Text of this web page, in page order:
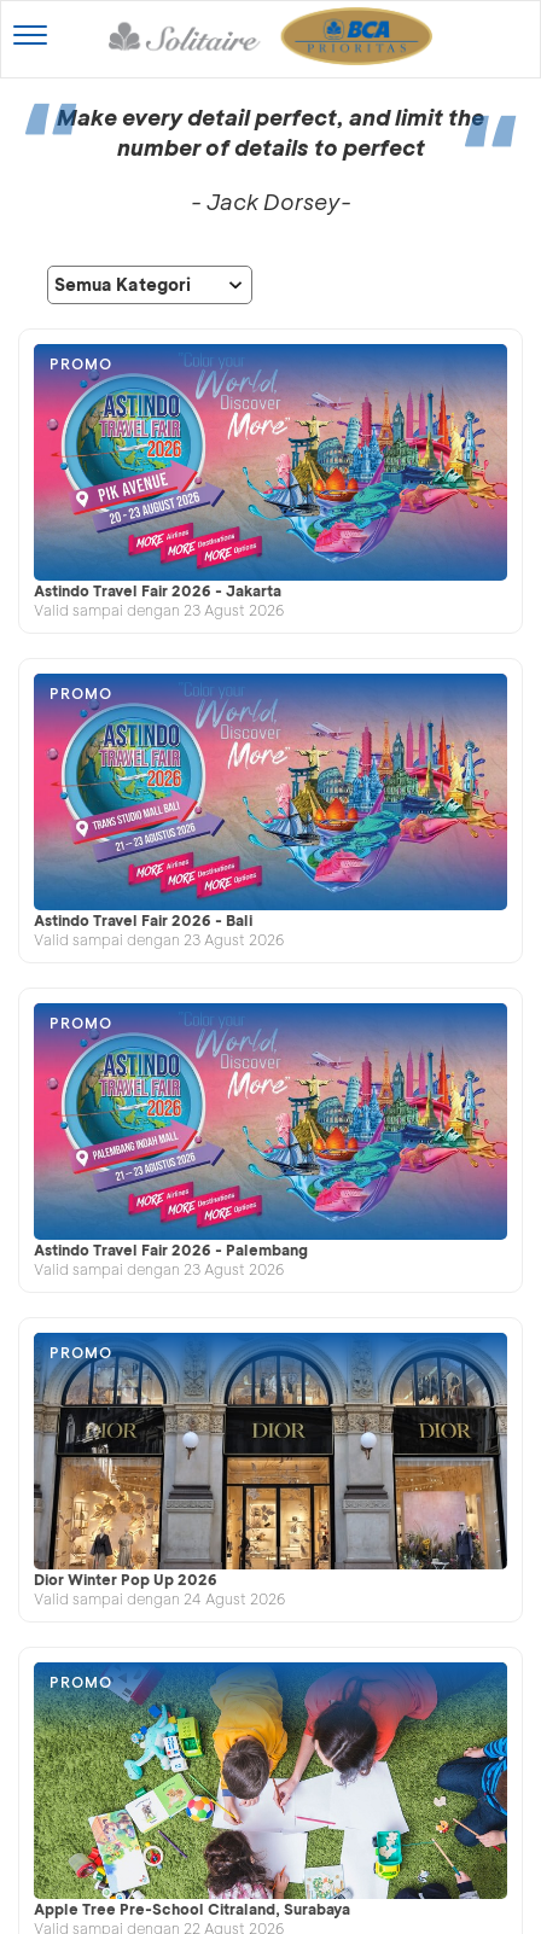
Make every detail perfect, and limit the
number of details to perfect
- Jack Dorsey-
PROMO
Astindo Travel Fair 2026 - Jakarta
Valid sampai dengan 23 Agust 2026
PROMO
Astindo Travel Fair 2026 - Bali
Valid sampai dengan 23 Agust 2026
PROMO
Astindo Travel Fair 2026 - Palembang
Valid sampai dengan 23 Agust 2026
PROMO
Dior Winter Pop Up 2026
Valid sampai dengan 24 Agust 2026
PROMO
Apple Tree Pre-School Citraland, Surabaya
Valid sampai dengan 22 Agust 2026